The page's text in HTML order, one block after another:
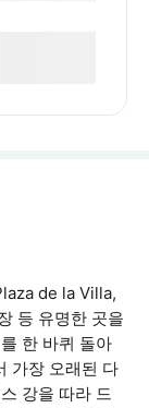
de la Villa,
등 유명한 곳을
한 바퀴 돌아
가장 오래된 다
강을 따라 드